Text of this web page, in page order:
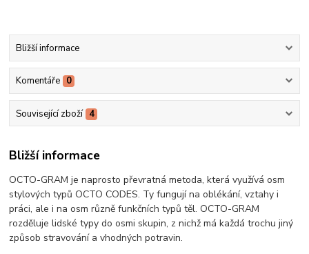
Bližší informace
Komentáře 0
Související zboží 4
Bližší informace
OCTO-GRAM je naprosto převratná metoda, která využívá osm
stylových typů OCTO CODES. Ty fungují na oblékání, vztahy i
práci, ale i na osm různě funkčních typů těl. OCTO-GRAM
rozděluje lidské typy do osmi skupin, z nichž má každá trochu jiný
způsob stravování a vhodných potravin.